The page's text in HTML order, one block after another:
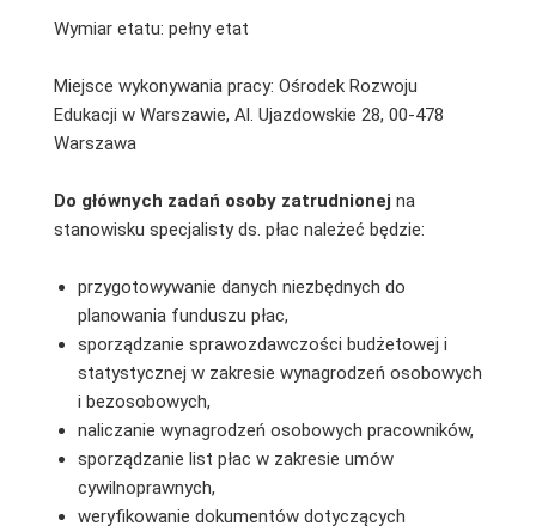
Wymiar etatu: pełny etat
Miejsce wykonywania pracy: Ośrodek Rozwoju
Edukacji w Warszawie, Al. Ujazdowskie 28, 00-478
Warszawa
Do głównych zadań osoby zatrudnionej na
stanowisku specjalisty ds. płac należeć będzie:
przygotowywanie danych niezbędnych do
planowania funduszu płac,
sporządzanie sprawozdawczości budżetowej i
statystycznej w zakresie wynagrodzeń osobowych
i bezosobowych,
naliczanie wynagrodzeń osobowych pracowników,
sporządzanie list płac w zakresie umów
cywilnoprawnych,
weryfikowanie dokumentów dotyczących